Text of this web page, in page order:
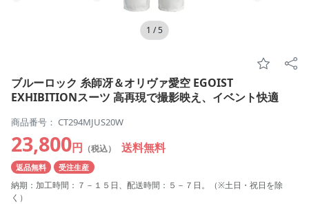
1 /5
ブルーロック 糸師冴＆オリヴァ愛空 EGOIST
EXHIBITIONスーツ 高再現で撮影映え、イベント快適
商品番号： CT294MJUS20W
23,800円 （税込） 送料無料
返品無料 受注生産
納期：加工時間：７－１５日、配送時間：５－７日。（※土日・祝日を除
く）